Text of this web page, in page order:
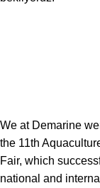
We at Demarine
the 11th
Fair, which
national and